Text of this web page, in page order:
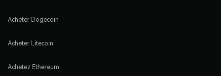
Acheter Dogecoin
Acheter Litecoin
Achetez Ethereum